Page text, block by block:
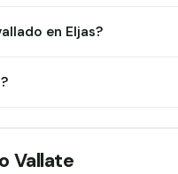
en Eljas?
Vallate